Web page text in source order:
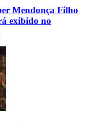
Mendonça Filho
exibido no